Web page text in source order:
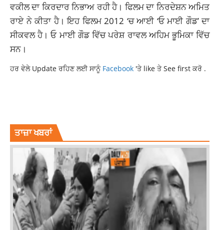
ਵਕੀਲ ਦਾ ਕਿਰਦਾਰ ਨਿਭਾਅ ਰਹੀ ਹੈ। ਫਿਲਮ ਦਾ ਨਿਰਦੇਸ਼ਨ ਅਮਿਤ
ਰਾਏ ਨੇ ਕੀਤਾ ਹੈ। ਇਹ ਫਿਲਮ 2012 ‘ਚ ਆਈ ‘ਓ ਮਾਈ ਗੌਡ’ ਦਾ
ਸੀਕਵਲ ਹੈ। ਓ ਮਾਈ ਗੌਡ ਵਿੱਚ ਪਰੇਸ਼ ਰਾਵਲ ਅਹਿਮ ਭੂਮਿਕਾ ਵਿੱਚ
ਸਨ।
ਹਰ ਵੇਲੇ Update ਰਹਿਣ ਲਈ ਸਾਨੂੰ Facebook 'ਤੇ like ਤੇ See first ਕਰੋ .
ਤਾਜ਼ਾ ਖਬਰਾਂ